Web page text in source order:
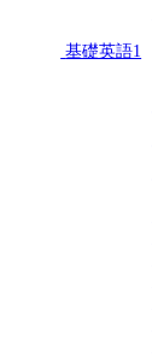
基礎英語1